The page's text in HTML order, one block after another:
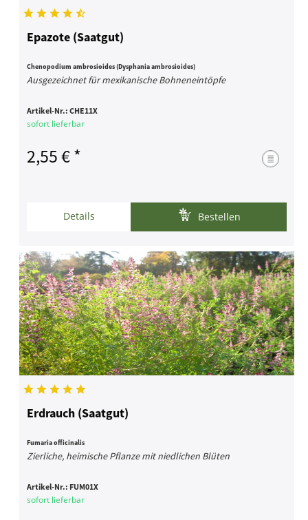
Epazote (Saatgut)
Chenopodium ambrosioides (Dysphania ambrosioides)
Ausgezeichnet für mexikanische Bohneneintöpfe
Artikel-Nr.:CHE11X
sofort lieferbar
2,55 € *
Details Bestellen
Erdrauch (Saatgut)
Fumaria officinalis
Zierliche, heimische Pflanze mit niedlichen Blüten
Artikel-Nr.: FUM01X
sofort lieferbar